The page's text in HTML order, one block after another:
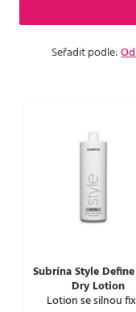
Seřadit podle:
Subrína Style
Dry Lotion
Lotion se silnou